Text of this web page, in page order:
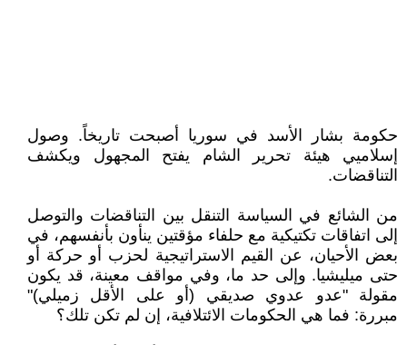
حكومة بشار الأسد في سوريا أصبحت تاريخاً. وصول
إسلاميي هيئة تحرير الشام يفتح المجهول ويكشف
التناقضات.
من الشائع في السياسة التنقل بين التناقضات والتوصل
إلى اتفاقات تكتيكية مع حلفاء مؤقتين ينأون بأنفسهم، في
بعض الأحيان، عن القيم الاستراتيجية لحزب أو حركة أو
حتى ميليشيا. وإلى حد ما، وفي مواقف معينة، قد يكون
مقولة "عدو عدوي صديقي (أو على الأقل زميلي)"
مبررة: فما هي الحكومات الائتلافية، إن لم تكن تلك؟